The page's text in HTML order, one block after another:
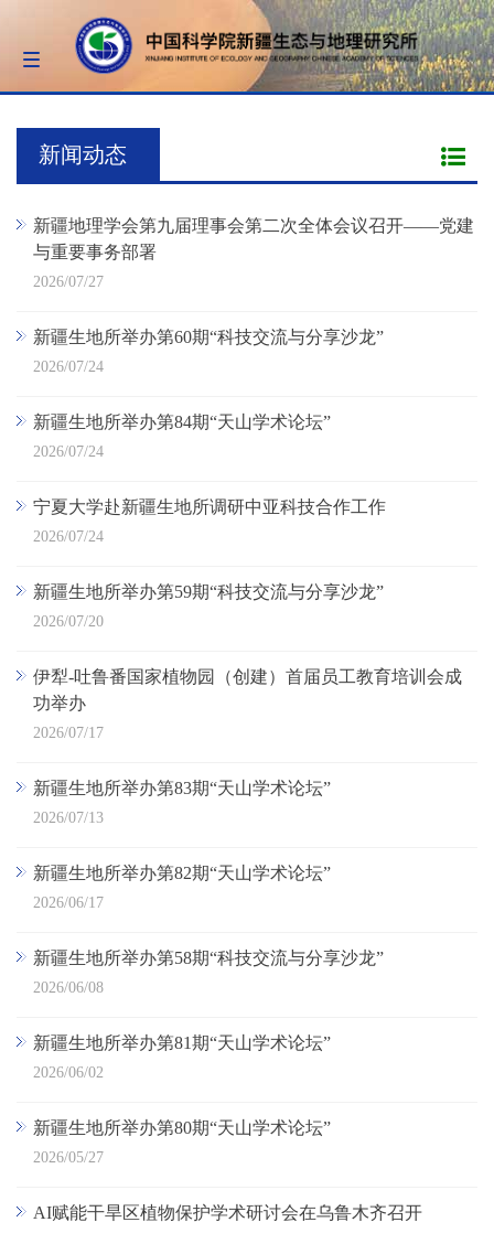
Toggle
navigation
新闻动态
新疆地理学会第九届理事会第二次全体会议召开——党建
与重要事务部署
2026/07/27
新疆生地所举办第60期“科技交流与分享沙龙”
2026/07/24
新疆生地所举办第84期“天山学术论坛”
2026/07/24
宁夏大学赴新疆生地所调研中亚科技合作工作
2026/07/24
新疆生地所举办第59期“科技交流与分享沙龙”
2026/07/20
伊犁-吐鲁番国家植物园（创建）首届员工教育培训会成
功举办
2026/07/17
新疆生地所举办第83期“天山学术论坛”
2026/07/13
新疆生地所举办第82期“天山学术论坛”
2026/06/17
新疆生地所举办第58期“科技交流与分享沙龙”
2026/06/08
新疆生地所举办第81期“天山学术论坛”
2026/06/02
新疆生地所举办第80期“天山学术论坛”
2026/05/27
AI赋能干旱区植物保护学术研讨会在乌鲁木齐召开